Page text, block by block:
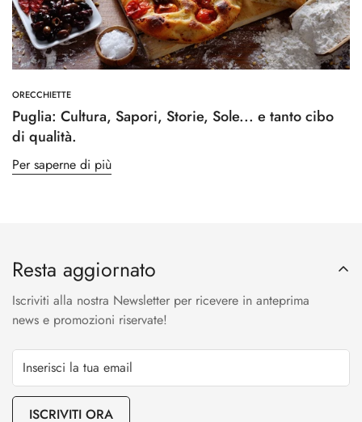
ORECCHIETTE
Puglia: Cultura, Sapori, Storie, Sole... e tanto cibo
di qualità.
Per saperne di più
Resta aggiornato
Iscriviti alla nostra Newsletter per ricevere in anteprima
news e promozioni riservate!
ISCRIVITI ORA